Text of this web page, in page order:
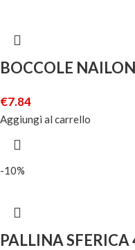
BOCCOLE
€7.84
Aggiungi al carrello
-10%
PALLINA